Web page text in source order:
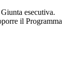
esecutiva.
il Programma